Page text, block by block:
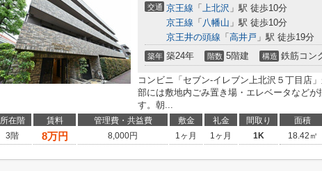
交通 京王線 「 上北沢 」駅 徒歩10分
京王線 「 八幡山 」駅 徒歩10分
京王井の頭線 「 高井戸 」駅 徒歩19分
築年 築24年 階数 5階建 構造 鉄筋コン
コンビニ「セブン-イレブン上北沢５丁目店
部には敷地内ごみ置き場・エレベータなど
す。朝...
所在階 賃料 管理費・共益費 敷金 礼金 間取り 面積
3階
8万円 8,000円 1ヶ月 1ヶ月 1K 18.42㎡